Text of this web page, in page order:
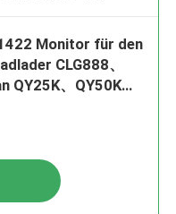
Monitor für den
CLG888、
QY25K、QY50K